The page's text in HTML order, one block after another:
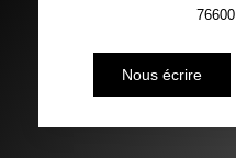
76600
Nous écrire